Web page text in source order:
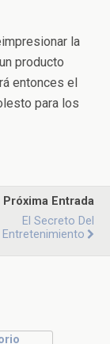
la
producto
entonces el
para los
Próxima Entrada
El Secreto Del
Entretenimiento